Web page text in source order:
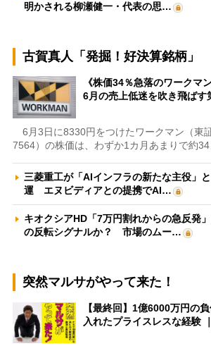
明かされる柳瀬健一・代表の思…
古賀真人「発掘！好決算銘柄」
《株価34％急落のワークマ
6月の売上低迷を吹き飛ば
6月3日に8330円をつけたワークマン（東
7564）の株価は、わずか1カ月あまりで約
三菱重工が「AIインフラの新たな主役」
運 エヌビディアとの提携でAI…
キオクシアHD「7万円割れからの急反発
の反転シグナルか？ 市場のムー…
突然マルサがやって来た！
【最終回】1億6000万円の
入れたプライスレスな経験